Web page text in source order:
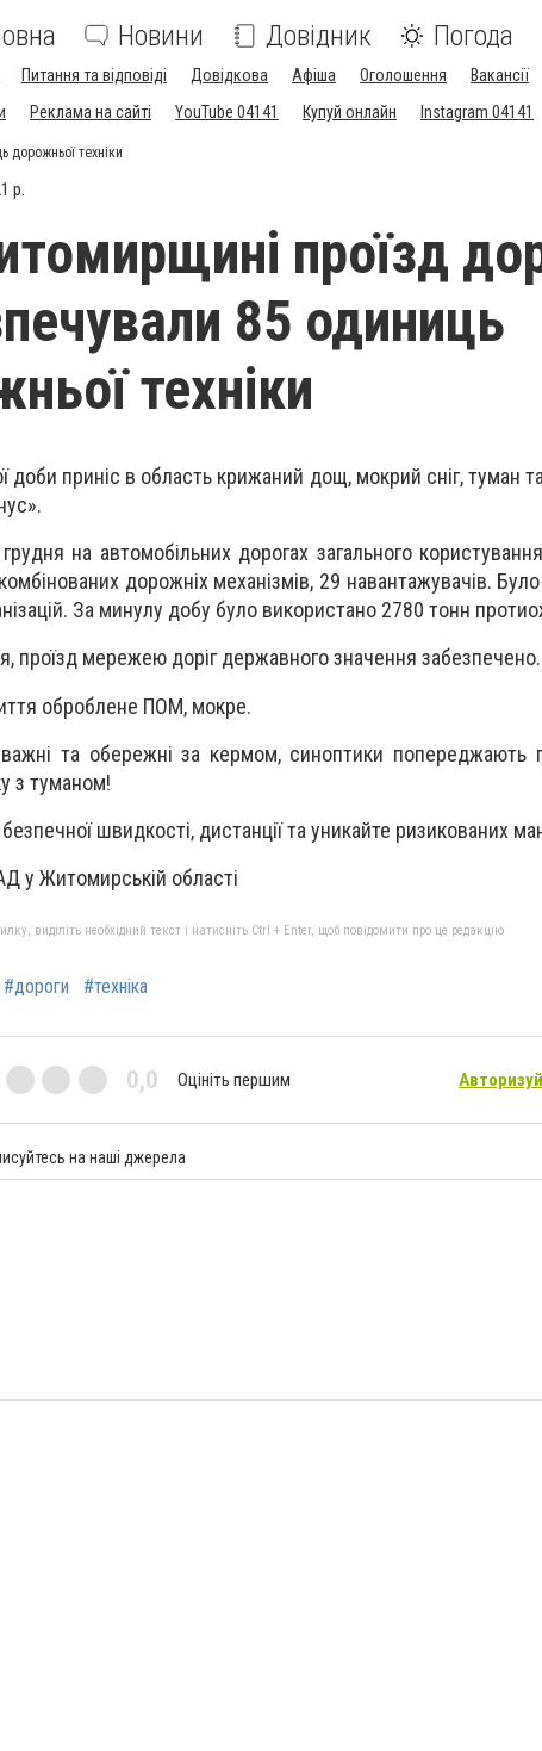
Новини Довідник Погода
Питання та відповіді Довідкова Афіша Оголошення Вакансії
Реклама на сайті YouTube 04141 Купуй онлайн Instagram 04141
техніки
р.
проїзд
85 одиниць
техніки
доби приніс в область крижаний дощ, мокрий сніг, туман
на автомобільних дорогах загального
дорожніх механізмів, 29 навантажувачів. Було
За минулу добу було використано 2780 тонн
проїзд мережею доріг державного значення забезпечено.
оброблене ПОМ, мокре.
та обережні за кермом, синоптики попереджають
з туманом!
швидкості, дистанції та уникайте ризикованих
у Житомирській області
виділіть необхідний текст і натисніть Ctrl + Enter, щоб повідомити про це редакцію
#дороги #техніка
0,0 Оцініть першим
на наші джерела